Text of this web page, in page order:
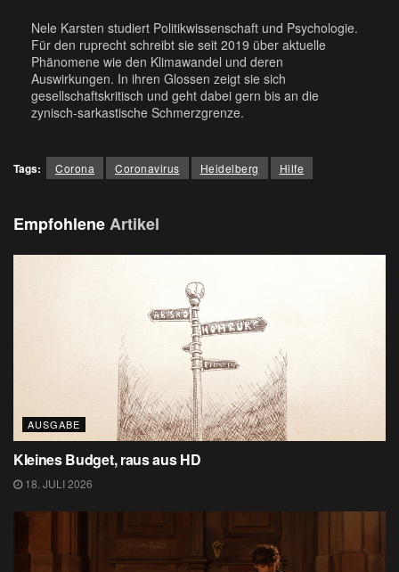
Nele Karsten studiert Politikwissenschaft und Psychologie.
Für den ruprecht schreibt sie seit 2019 über aktuelle
Phänomene wie den Klimawandel und deren
Auswirkungen. In ihren Glossen zeigt sie sich
gesellschaftskritisch und geht dabei gern bis an die
zynisch-sarkastische Schmerzgrenze.
Tags: Corona Coronavirus Heidelberg Hilfe
EmpfohleneArtikel
AUSGABE
Kleines Budget, raus aus HD
18. JULI 2026